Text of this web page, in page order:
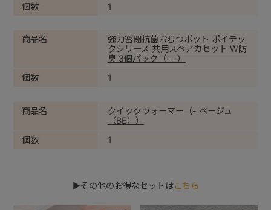
▶その他のお得なセットはこちら
個数
1
商品名
強力密閉抗菌おむつポット ポイテッ
クシリーズ 共用スペアカセット W防
臭 3個パック（- -）
個数
1
商品名
クイックウォーマー（- ベージュ
（BE））
個数
1